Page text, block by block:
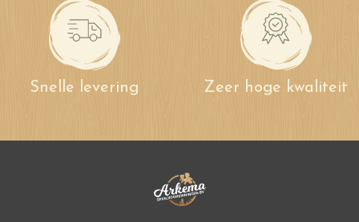
Snelle levering Zeer hoge kwaliteit